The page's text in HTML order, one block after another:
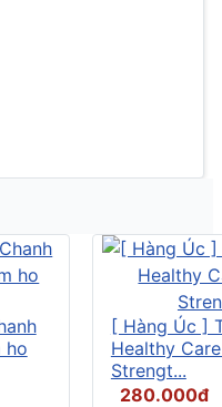
ho
[ Hàng Úc ]
Healthy
Strengt...
280.000đ